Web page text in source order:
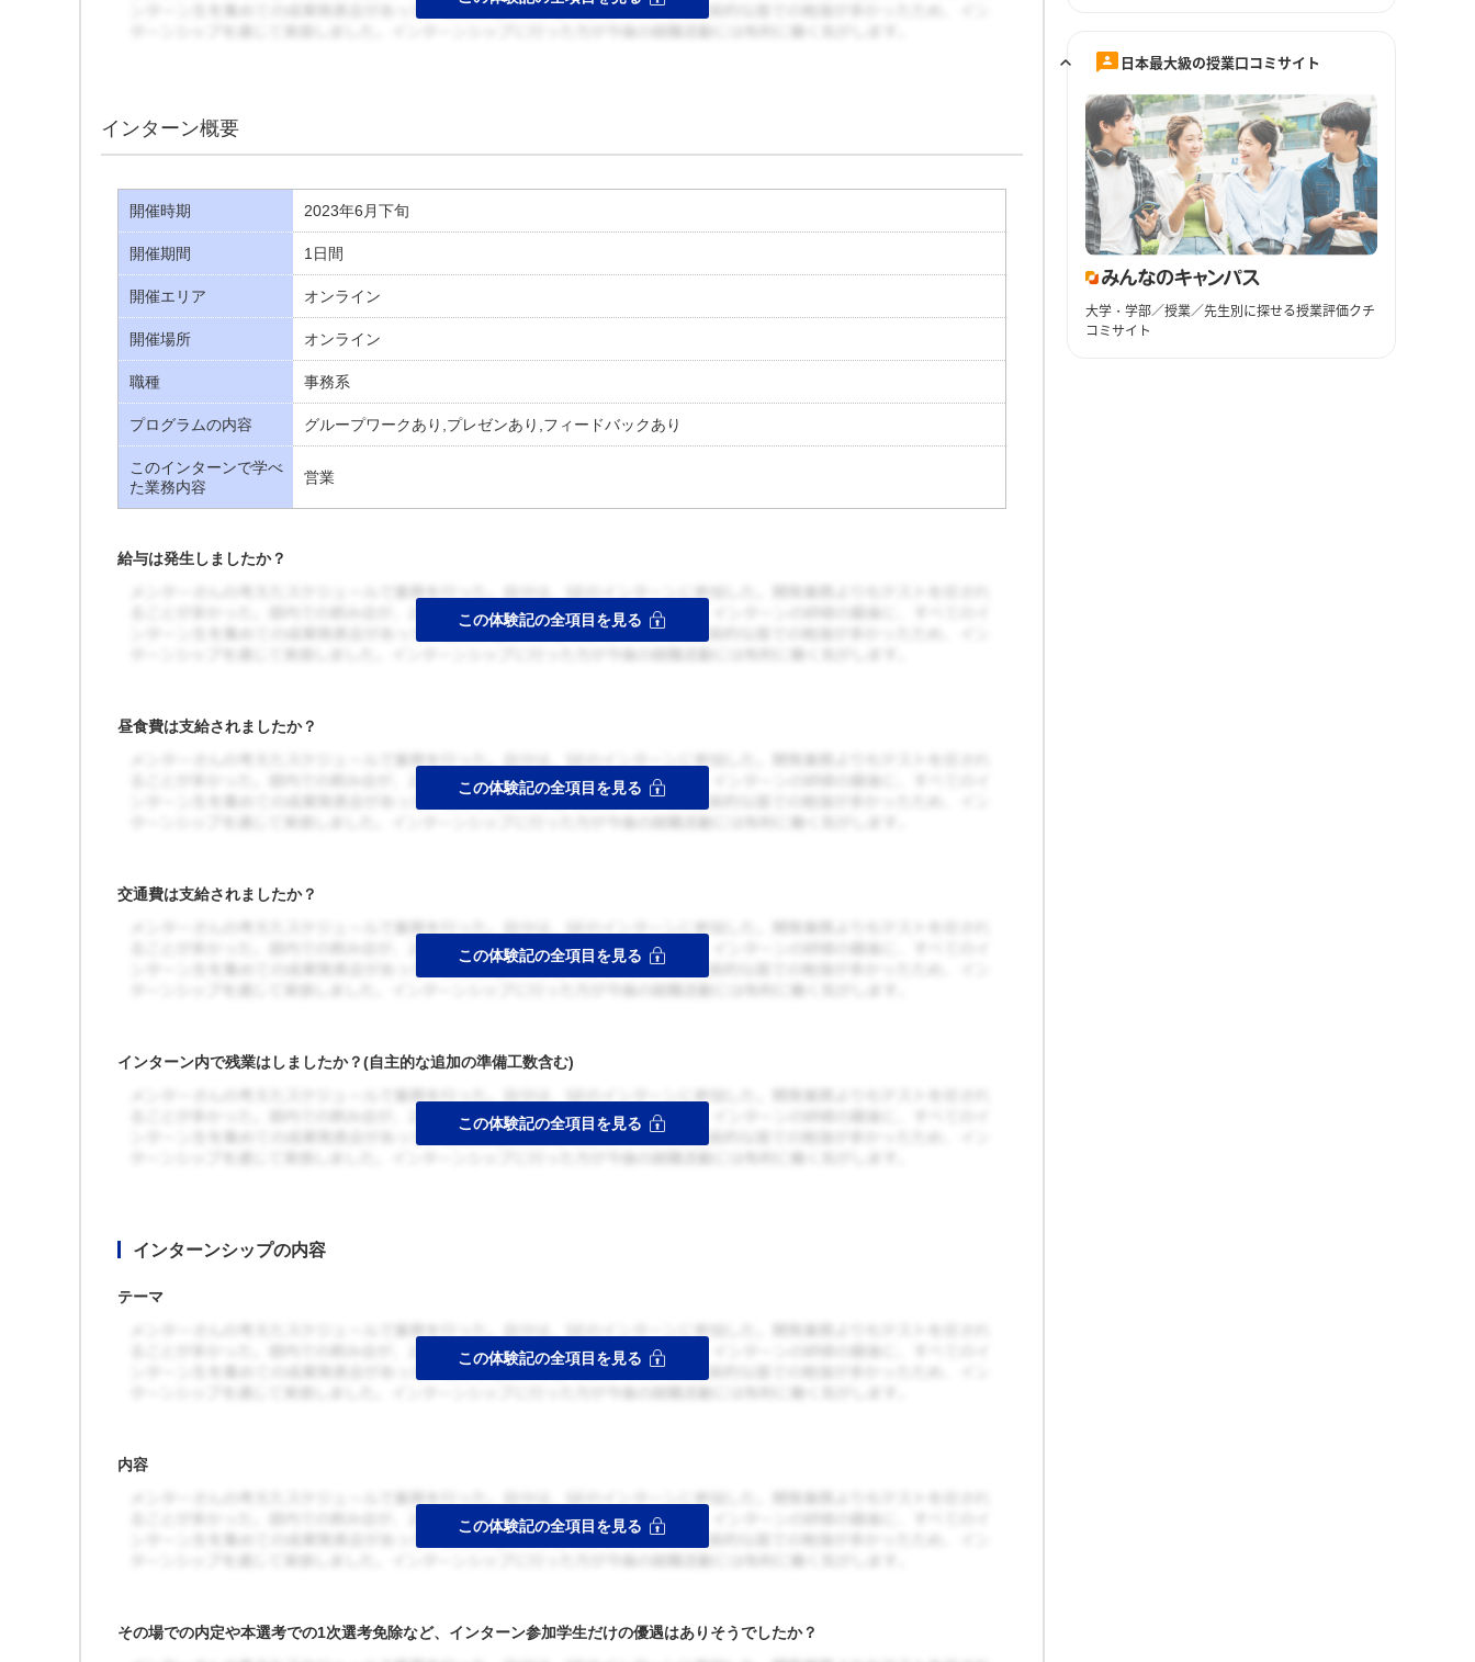
インターン概要
開催時期 2023年6月下旬
開催期間 1日間
開催エリア オンライン
開催場所 オンライン
職種 事務系
プログラムの内容 グループワークあり,プレゼンあり,フィードバックあり
このインターンで学べ
た業務内容
営業
給与は発生しましたか？
昼食費は支給されましたか？
交通費は支給されましたか？
インターン内で残業はしましたか？(自主的な追加の準備工数含む)
インターンシップの内容
テーマ
内容
その場での内定や本選考での1次選考免除など、インターン参加学生だけの優遇はありそうでしたか？
日本最大級の授業口コミサイト
大学・学部／授業／先生別に探せる授業評価クチ
コミサイト